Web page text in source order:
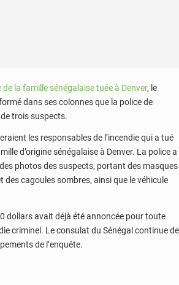
de la famille sénégalaise tuée à Denver, le
dans ses colonnes que la police de
trois suspects.
les responsables de l’incendie qui a tué
d’origine sénégalaise à Denver. La police a
photos des suspects, portant des masques
des cagoules sombres, ainsi que le véhicule
dollars avait déjà été annoncée pour toute
criminel. Le consulat du Sénégal continue de
de l’enquête.